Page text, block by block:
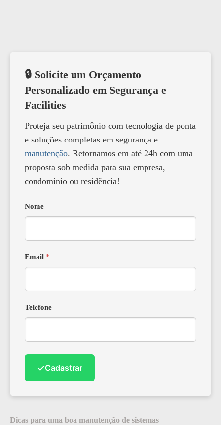
🔒 Solicite um Orçamento
Personalizado em Segurança e
Facilities
Proteja seu patrimônio com tecnologia de ponta
e soluções completas em segurança e
manutenção. Retornamos em até 24h com uma
proposta sob medida para sua empresa,
condomínio ou residência!
Nome
Email *
Telefone
✓Cadastrar
Dicas para uma boa manutenção de sistemas